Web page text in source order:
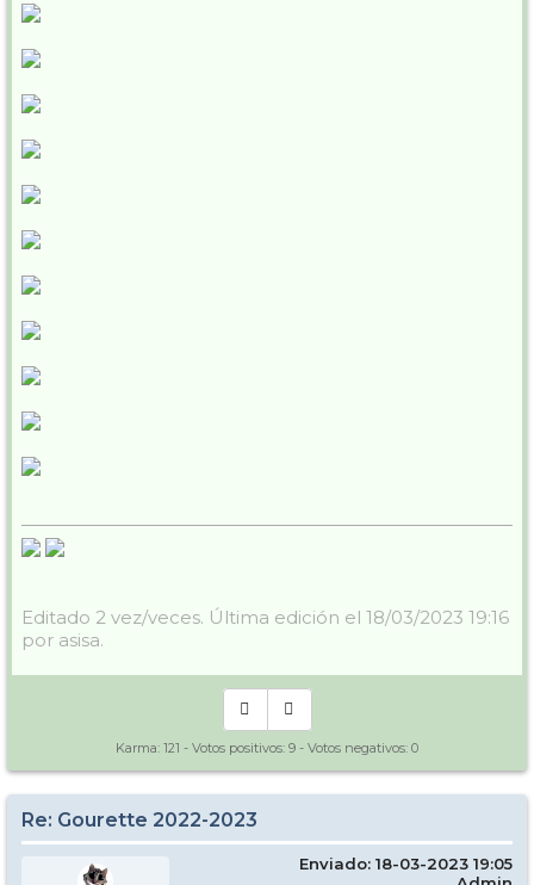
Editado 2 vez/veces. Última edición el 18/03/2023 19:16
por asisa.
Karma: 121 - Votos positivos: 9 - Votos negativos: 0
Re: Gourette 2022-2023
Enviado: 18-03-2023 19:05